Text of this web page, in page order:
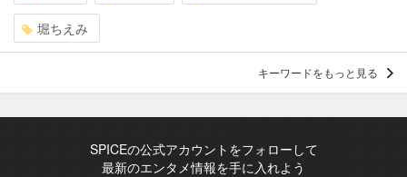
堀ちえみ
キーワードをもっと見る
SPICEの公式アカウントをフォローして
最新のエンタメ情報を手に入れよう